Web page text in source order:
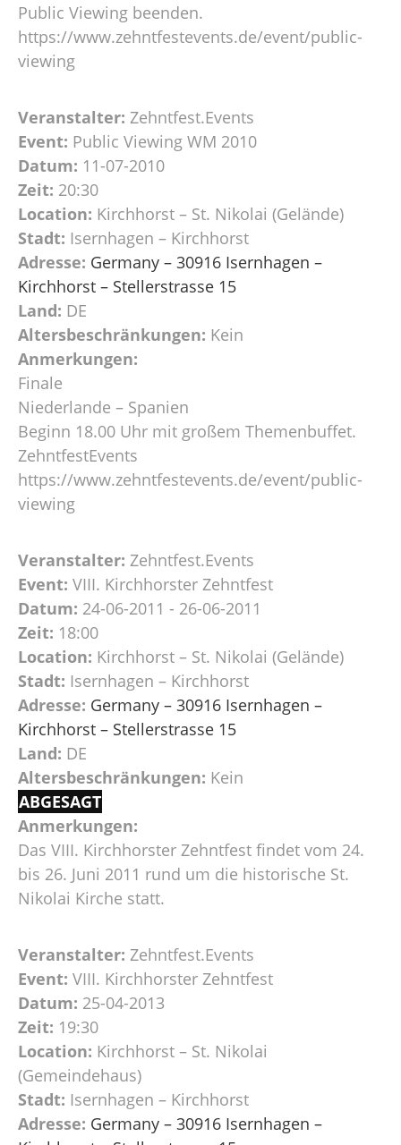
Public Viewing beenden.
https://www.zehntfestevents.de/event/public-
viewing
Veranstalter: Zehntfest.Events
Event: Public Viewing WM 2010
Datum: 11-07-2010
Zeit: 20:30
Location: Kirchhorst – St. Nikolai (Gelände)
Stadt: Isernhagen – Kirchhorst
Adresse: Germany – 30916 Isernhagen –
Kirchhorst – Stellerstrasse 15
Land: DE
Altersbeschränkungen: Kein
Anmerkungen:
Finale
Niederlande – Spanien
Beginn 18.00 Uhr mit großem Themenbuffet.
ZehntfestEvents
https://www.zehntfestevents.de/event/public-
viewing
Veranstalter: Zehntfest.Events
Event: VIII. Kirchhorster Zehntfest
Datum: 24-06-2011 - 26-06-2011
Zeit: 18:00
Location: Kirchhorst – St. Nikolai (Gelände)
Stadt: Isernhagen – Kirchhorst
Adresse: Germany – 30916 Isernhagen –
Kirchhorst – Stellerstrasse 15
Land: DE
Altersbeschränkungen: Kein
ABGESAGT
Anmerkungen:
Das VIII. Kirchhorster Zehntfest findet vom 24.
bis 26. Juni 2011 rund um die historische St.
Nikolai Kirche statt.
Veranstalter: Zehntfest.Events
Event: VIII. Kirchhorster Zehntfest
Datum: 25-04-2013
Zeit: 19:30
Location: Kirchhorst – St. Nikolai
(Gemeindehaus)
Stadt: Isernhagen – Kirchhorst
Adresse: Germany – 30916 Isernhagen –